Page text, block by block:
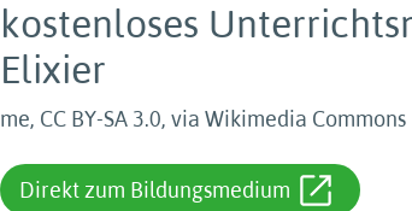
kostenloses
Elixier
me, CC BY-SA 3.0, via Wikimedia Commons
Direkt zum Bildungsmedium